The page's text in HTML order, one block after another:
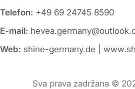
Telefon: +49 69 24745 8590
E-mail:
Web: shine-germany.de |
Sva prava zadržana ©